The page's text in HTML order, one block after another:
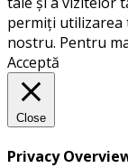
permiți
nostru. Pentru
Acceptă
Close
Privacy